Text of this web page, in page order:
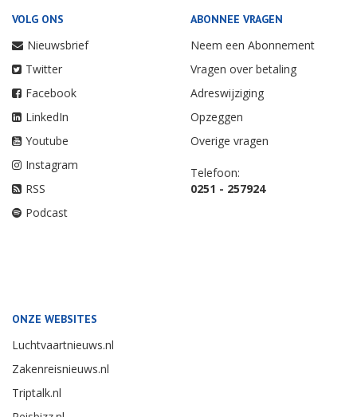
VOLG ONS
Nieuwsbrief
Twitter
Facebook
LinkedIn
Youtube
Instagram
RSS
Podcast
ABONNEE VRAGEN
Neem een Abonnement
Vragen over betaling
Adreswijziging
Opzeggen
Overige vragen
Telefoon:
0251 - 257924
ONZE WEBSITES
Luchtvaartnieuws.nl
Zakenreisnieuws.nl
Triptalk.nl